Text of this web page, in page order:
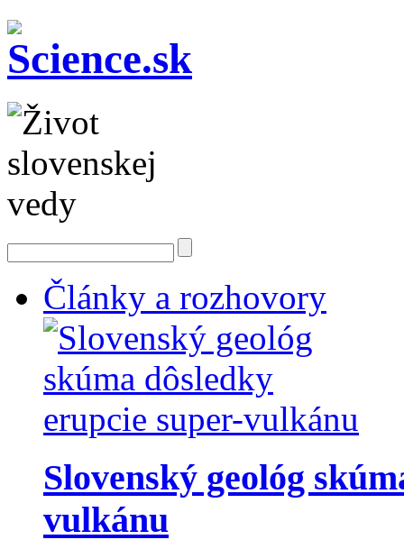
Články a rozhovory
Slovenský geológ
vulkánu